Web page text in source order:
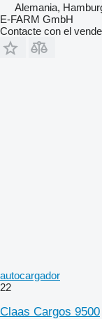
Alemania,
E-FARM GmbH
Contacte con el
autocargador
22
Claas Cargos 9500